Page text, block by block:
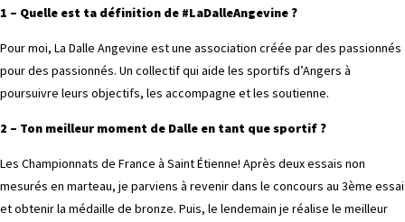
1 – Quelle est ta définition de #LaDalleAngevine ?
Pour moi, La Dalle Angevine est une association créée par des passionnés
pour des passionnés. Un collectif qui aide les sportifs d’Angers à
poursuivre leurs objectifs, les accompagne et les soutienne.
2 – Ton meilleur moment de Dalle en tant que sportif ?
Les Championnats de France à Saint Étienne! Après deux essais non
mesurés en marteau, je parviens à revenir dans le concours au 3ème essai
et obtenir la médaille de bronze. Puis, le lendemain je réalise le meilleur